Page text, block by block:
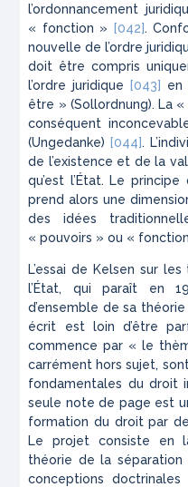
l’ordonnancement
« fonction » [042].
nouvelle de l’ordre
doit être compris
l’ordre juridique [043] en
être » (Sollordnung). La
conséquent
(Ungedanke)[044].
de l’existence et de la
qu’est l’État. Le
prend alors une
des idées
« pouvoirs » ou «
L’essai de Kelsen sur
l’État, qui paraît en
d’ensemble de sa
écrit est loin d’être
commence par « le
carrément hors sujet,
fondamentales du droit
seule note de page est
formation du droit par
Le projet consiste en
théorie de la
conceptions doctrinales